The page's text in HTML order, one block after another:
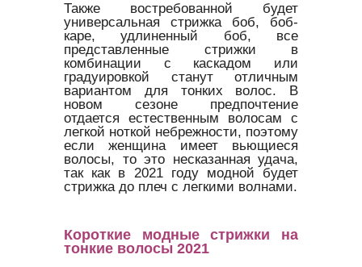
Также востребованной будет
универсальная стрижка боб, боб-
каре, удлиненный боб, все
представленные стрижки в
комбинации с каскадом или
градуировкой станут отличным
вариантом для тонких волос. В
новом сезоне предпочтение
отдается естественным волосам с
легкой ноткой небрежности, поэтому
если женщина имеет вьющиеся
волосы, то это несказанная удача,
так как в 2021 году модной будет
стрижка до плеч с легкими волнами.
Короткие модные стрижки на
тонкие волосы 2021